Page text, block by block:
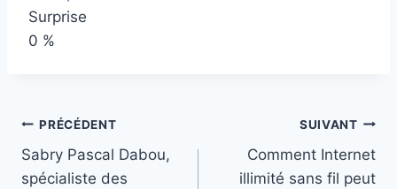
Surprise
0 %
Navigation
de
PRÉCÉDENT
Sabry Pascal Dabou,
spécialiste des
SUIVANT
Comment Internet
illimité sans fil peut